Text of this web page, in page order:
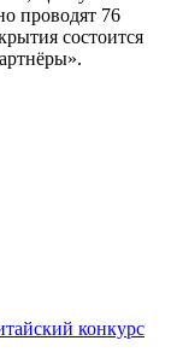
проводят 76
состоится
конкурс